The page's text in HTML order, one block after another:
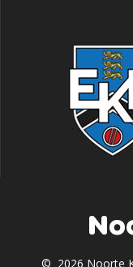
© 2026 Noorte